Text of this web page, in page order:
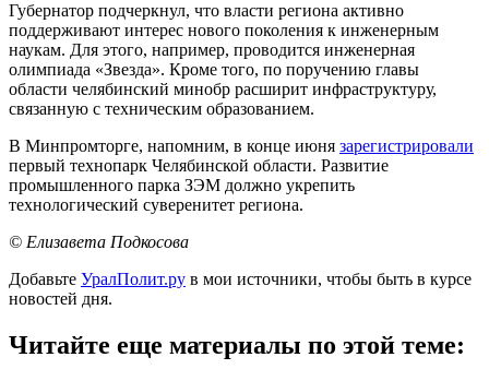
Губернатор подчеркнул, что власти региона активно
поддерживают интерес нового поколения к инженерным
наукам. Для этого, например, проводится инженерная
олимпиада «Звезда». Кроме того, по поручению главы
области челябинский минобр расширит инфраструктуру,
связанную с техническим образованием.
В Минпромторге, напомним, в конце июня зарегистрировали
первый технопарк Челябинской области. Развитие
промышленного парка ЗЭМ должно укрепить
технологический суверенитет региона.
© Елизавета Подкосова
Добавьте УралПолит.ру в мои источники, чтобы быть в курсе
новостей дня.
Читайте еще материалы по этой теме: